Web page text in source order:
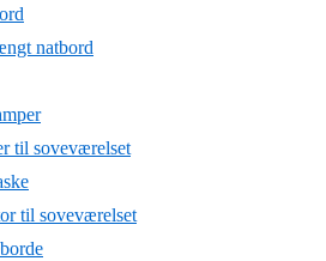
natbord
til soveværelset
til soveværelset